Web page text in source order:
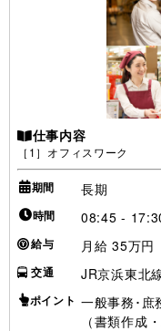
仕事内容
［1］オフィスワーク
期間 長期
時間 08:45 -
給与 月給 35万円
交通 JR京浜東北
ポイント 一般事務･庶
（書類作成